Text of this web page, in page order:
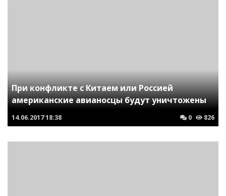
При конфликте с Китаем или Россией
американские авианосцы будут уничтожены
14.06.201718:38 0 826